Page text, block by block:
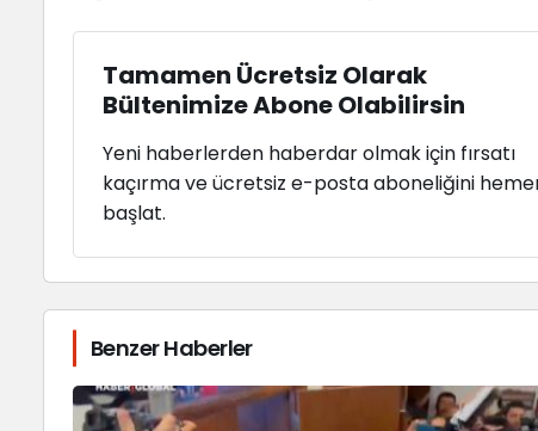
Tamamen Ücretsiz Olarak
Bültenimize Abone Olabilirsin
Yeni haberlerden haberdar olmak için fırsatı
kaçırma ve ücretsiz e-posta aboneliğini
başlat.
Benzer Haberler